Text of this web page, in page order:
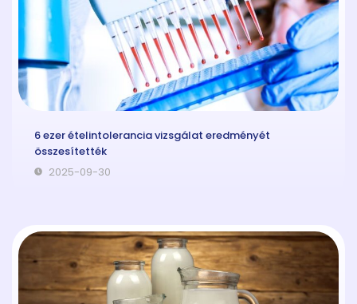
6 ezer ételintolerancia vizsgálat eredményét
összesítették
2025-09-30